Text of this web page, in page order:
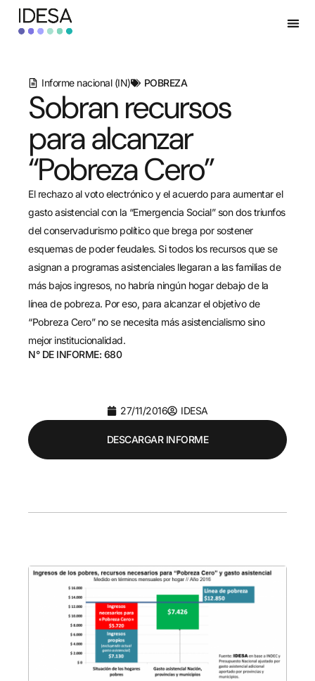
Informe nacional (IN) POBREZA
Sobran recursos
para alcanzar
“Pobreza Cero”
El rechazo al voto electrónico y el acuerdo para aumentar el
gasto asistencial con la “Emergencia Social” son dos triunfos
del conservadurismo político que brega por sostener
esquemas de poder feudales. Si todos los recursos que se
asignan a programas asistenciales llegaran a las familias de
más bajos ingresos, no habría ningún hogar debajo de la
línea de pobreza. Por eso, para alcanzar el objetivo de
“Pobreza Cero” no se necesita más asistencialismo sino
mejor institucionalidad.
N° DE INFORME: 680
27/11/2016 IDESA
DESCARGAR INFORME